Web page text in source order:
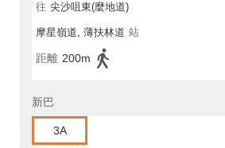
往 尖沙咀東(麼地道)
摩星嶺道, 薄扶林道 站
距離 200m
新巴
3A